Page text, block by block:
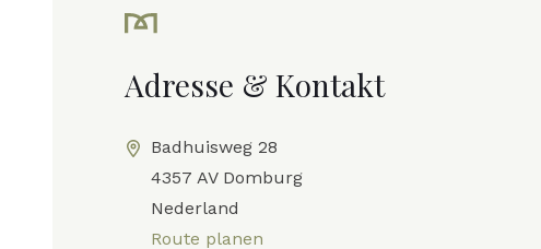
Adresse & Kontakt
Badhuisweg 28
4357 AV Domburg
Nederland
Route planen